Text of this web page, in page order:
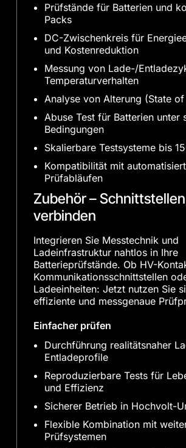
Prüfstände für Batterien und
Packs
DC-Zwischenkreis für
und Kostenreduktion
Messung von Lade-/
Temperaturverhalten
Analyse von Alterung (State
Abuse Test für Batterien unter
Bedingungen
Skalierbare Testsysteme bis
Kompatibilität mit
Prüfabläufen
Zubehör –
verbinden
Integrieren Sie Messtechnik und
Ladeinfrastruktur nahtlos in Ihre
Batterieprüfstände. Ob HV-
Kommunikationsschnittstellen
Ladeeinheiten: Jetzt nutzen Sie
effiziente und messgenaue
Einfacher prüfen
Durchführung realitätsnaher
Entladeprofile
Reproduzierbare Tests für
und Effizienz
Sicherer Betrieb in Hochvolt-
Flexible Kombination mit
Prüfsystemen